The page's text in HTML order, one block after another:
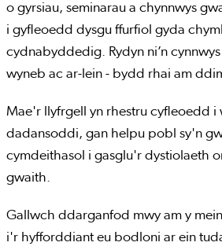
o gyrsiau, seminarau a chynnwys
i gyfleoedd dysgu ffurfiol gyda
cydnabyddedig. Rydyn ni’n
wyneb ac ar-lein - bydd rhai am
Mae'r llyfrgell yn rhestru cyfleoedd i
dadansoddi, gan helpu pobl sy'n
cymdeithasol i gasglu'r dystiolaeth
gwaith.
Gallwch ddarganfod mwy am y
i'r hyfforddiant eu bodloni ar ein